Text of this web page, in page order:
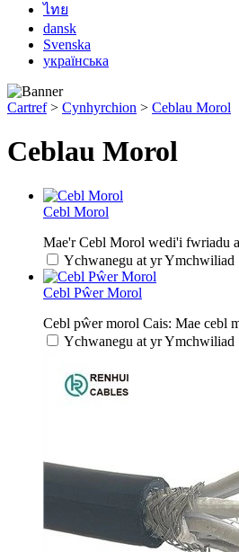
ไทย
dansk
Svenska
українська
Cartref> Cynhyrchion > Ceblau Morol
Ceblau Morol
Cebl Morol
Mae'r Cebl Morol wedi'i fwriadu
Ychwanegu at yr Ymchwiliad
Cebl Pŵer Morol
Cebl pŵer morol Cais: Mae cebl
Ychwanegu at yr Ymchwiliad